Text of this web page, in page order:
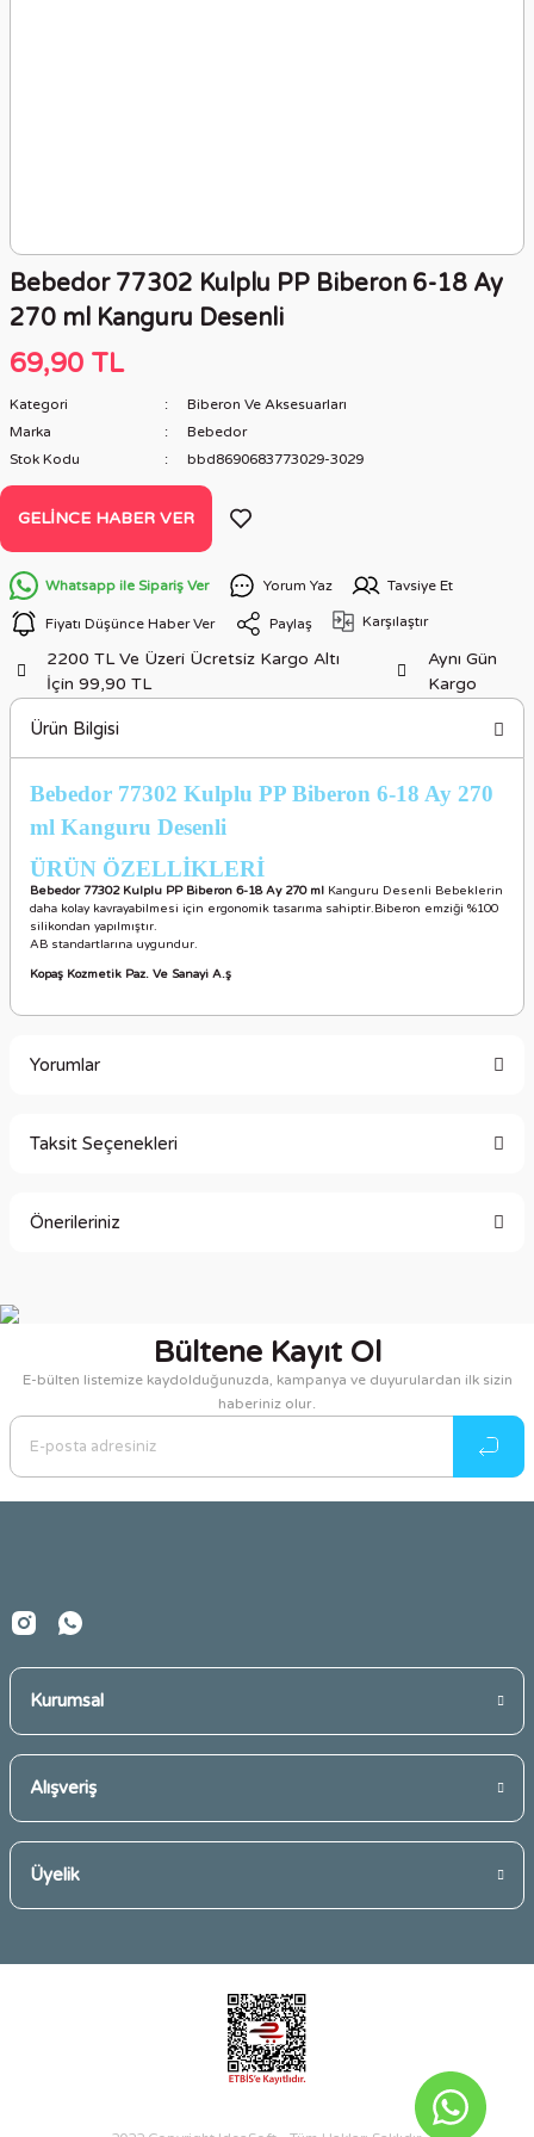
Bebedor 77302 Kulplu PP Biberon 6-18 Ay
270 ml Kanguru Desenli
69,90 TL
Kategori
Biberon Ve Aksesuarları
Marka
Bebedor
Stok Kodu
bbd8690683773029-3029
GELINCE HABER VER
Whatsapp ile Sipariş Ver Yorum Yaz Tavsiye Et
Fiyatı Düşünce Haber Ver Paylaş Karşılaştır
2200 TL Ve Üzeri Ücretsiz Kargo Altı
İçin 99,90 TL
Aynı Gün
Kargo
Ürün Bilgisi
Bebedor 77302 Kulplu PP Biberon 6-18 Ay 270
ml Kanguru Desenli
ÜRÜN ÖZELLİKLERİ
Bebedor 77302 Kulplu PP Biberon 6-18 Ay 270 ml Kanguru Desenli Bebeklerin
daha kolay kavrayabilmesi için ergonomik tasarıma sahiptir.Biberon emziği %100
silikondan yapılmıştır.
AB standartlarına uygundur.
Kopaş Kozmetik Paz. Ve Sanayi A.ş
Yorumlar
Taksit Seçenekleri
Önerileriniz
Görüş ve önerileriniz için teşekkür ederiz.
Ürün resmi kalitesiz, bozuk veya görüntülenemiyor.
Ürün açıklamasında eksik bilgiler bulunuyor.
Ürün bilgilerinde hatalar bulunuyor.
Bültene Kayıt Ol
E-bülten listemize kaydolduğunuzda, kampanya ve duyurulardan ilk sizin
haberiniz olur.
Kurumsal
Alışveriş
Üyelik